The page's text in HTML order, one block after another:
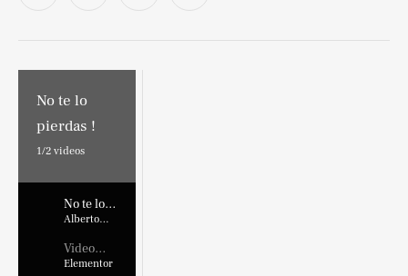
No te lo
pierdas !
1/2 videos
No te lo
pierdas !
Alberto
Video
Placehold
Elementor